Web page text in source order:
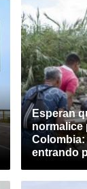
Esperan
normalice
entrando